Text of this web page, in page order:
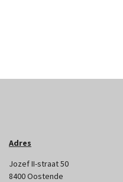
Adres
Jozef II-straat 50
8400 Oostende